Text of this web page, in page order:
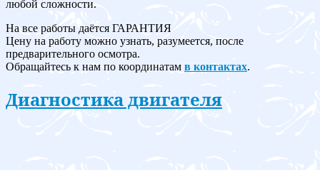
любой сложности.
На все работы даётся ГАРАНТИЯ
Цену на работу можно узнать, разумеется, после
предварительного осмотра.
Обращайтесь к нам по координатам в контактах.
Диагностика двигателя